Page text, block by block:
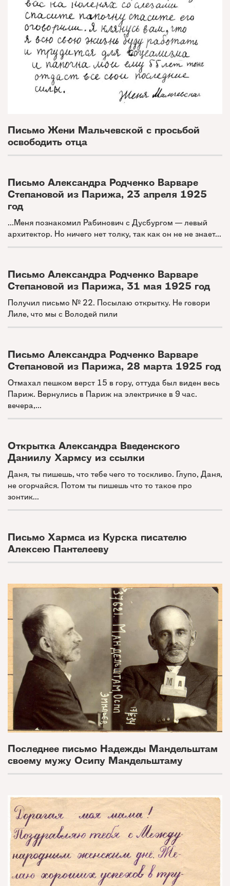
Письмо Жени Мальчевской с просьбой
освободить отца
Письмо Александра Родченко Варваре
Степановой из Парижа, 23 апреля 1925
год
...Меня познакомил Рабинович с Дусбургом — левый
архитектор. Но ничего нет толку, так как он не не знает...
Письмо Александра Родченко Варваре
Степановой из Парижа, 31 мая 1925 год
Получил письмо № 22. Посылаю открытку. Не говори
Лиле, что мы с Володей пили
Письмо Александра Родченко Варваре
Степановой из Парижа, 28 марта 1925 год
Отмахал пешком верст 15 в гору, оттуда был виден весь
Париж. Вернулись в Париж на электричке в 9 час.
вечера,...
Открытка Александра Введенского
Даниилу Хармсу из ссылки
Даня, ты пишешь, что тебе чего то тоскливо. Глупо, Даня,
не огорчайся. Потом ты пишешь что то такое про
зонтик...
Письмо Хармса из Курска писателю
Алексею Пантелееву
Последнее письмо Надежды Мандельштам
своему мужу Осипу Мандельштаму